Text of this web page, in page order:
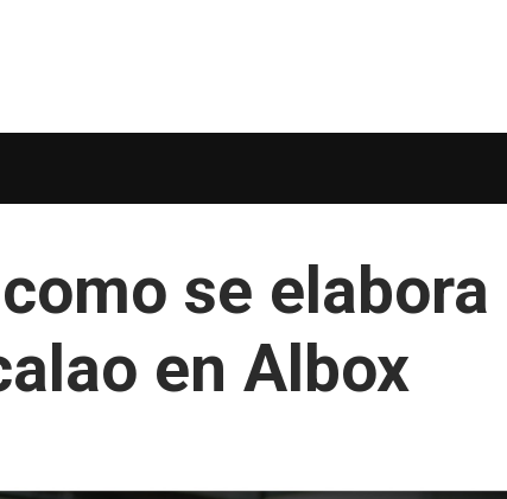
se elabora
en Albox